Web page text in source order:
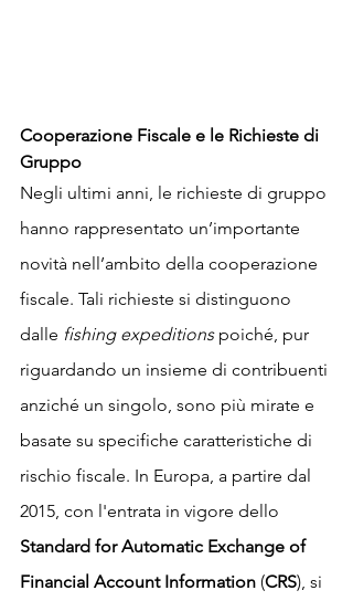
Cooperazione Fiscale e le Richieste di
Gruppo
Negli ultimi anni, le richieste di gruppo
hanno rappresentato un’importante
novità nell’ambito della cooperazione
fiscale. Tali richieste si distinguono
dalle fishing expeditions poiché, pur
riguardando un insieme di contribuenti
anziché un singolo, sono più mirate e
basate su specifiche caratteristiche di
rischio fiscale. In Europa, a partire dal
2015, con l'entrata in vigore dello
Standard for Automatic Exchange of
Financial Account Information (CRS), si